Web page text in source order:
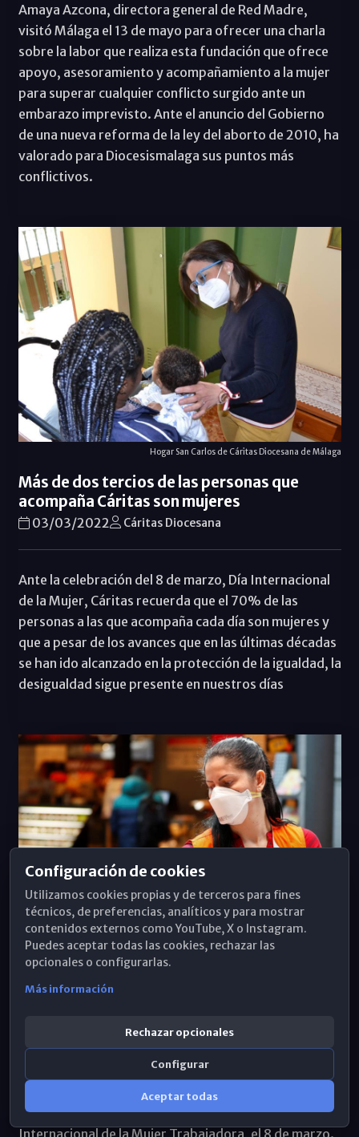
Amaya Azcona, directora general de Red Madre,
visitó Málaga el 13 de mayo para ofrecer una charla
sobre la labor que realiza esta fundación que ofrece
apoyo, asesoramiento y acompañamiento a la mujer
para superar cualquier conflicto surgido ante un
embarazo imprevisto. Ante el anuncio del Gobierno
de una nueva reforma de la ley del aborto de 2010, ha
valorado para Diocesismalaga sus puntos más
conflictivos.
Hogar San Carlos de Cáritas Diocesana de Málaga
Más de dos tercios de las personas que
acompaña Cáritas son mujeres
03/03/2022 Cáritas Diocesana
Ante la celebración del 8 de marzo, Día Internacional
de la Mujer, Cáritas recuerda que el 70% de las
personas a las que acompaña cada día son mujeres y
que a pesar de los avances que en las últimas décadas
se han ido alcanzado en la protección de la igualdad, la
desigualdad sigue presente en nuestros días
desigualdad de la mujer en el ámbito laboral
Diócesis Málaga
La plataforma Iglesia por el Trabajo Decente hace
público un comunicado con motivo del Día
Internacional de la Mujer Trabajadora, el 8 de marzo.
Configuración de cookies
Utilizamos cookies propias y de terceros para fines
técnicos, de preferencias, analíticos y para mostrar
contenidos externos como YouTube, X o Instagram.
Puedes aceptar todas las cookies, rechazar las
opcionales o configurarlas.
Más información
Rechazar opcionales
Configurar
Aceptar todas